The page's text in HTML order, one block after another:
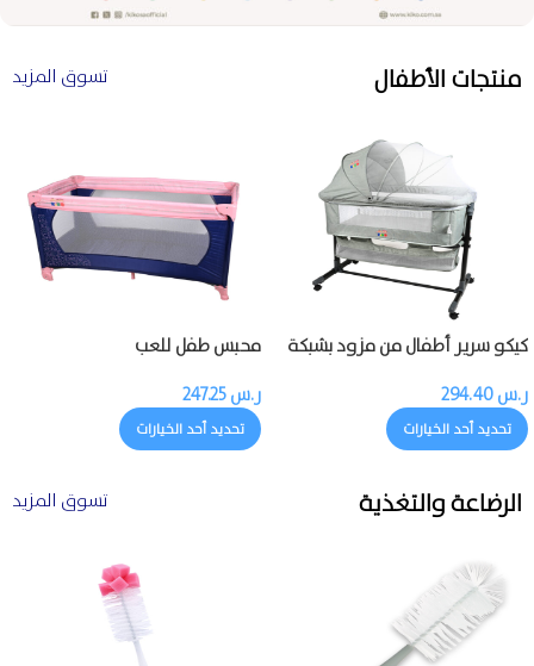
منتجات الأطفال تسوق المزيد
كيكو سرير أطفال من مزود بشبكة
ر.س
تحديد أحد الخيارات
محبس طفل للعب
ر.س
تحديد أحد الخيارات
الرضاعة والتغذية تسوق المزيد